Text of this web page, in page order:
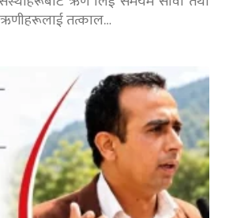
ऋणीहरूलाई तत्काल…